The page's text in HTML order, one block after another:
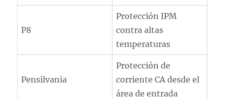
P8
Protección IPM
contra altas
temperaturas
Pensilvania
Protección de
corriente CA desde el
área de entrada